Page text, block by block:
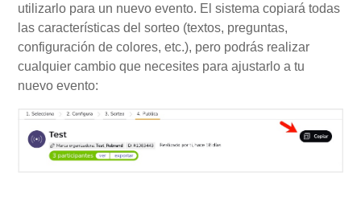
utilizarlo para un nuevo evento. El sistema copiará todas
las características del sorteo (textos, preguntas,
configuración de colores, etc.), pero podrás realizar
cualquier cambio que necesites para ajustarlo a tu
nuevo evento: